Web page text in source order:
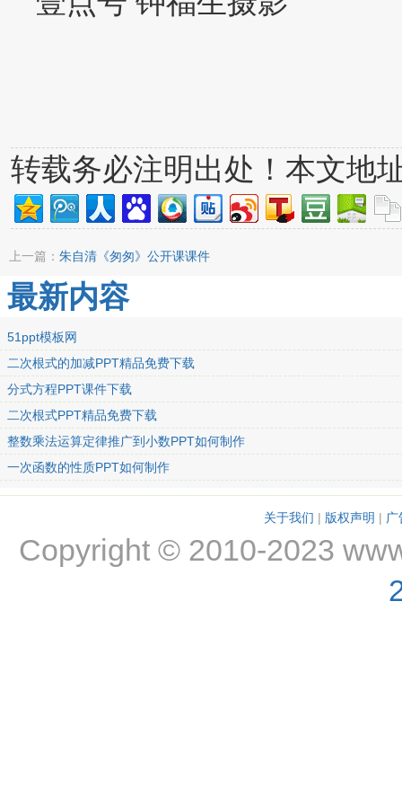
转载务必注明出处！本文地
上一篇： 朱自清《匆匆》公开课课件
最新内容
51ppt模板网
二次根式的加减PPT精品免费下载
分式方程PPT课件下载
二次根式PPT精品免费下载
整数乘法运算定律推广到小数PPT如何制作
一次函数的性质PPT如何制作
关于我们 | 版权声明 |
Copyright © 2010-2023